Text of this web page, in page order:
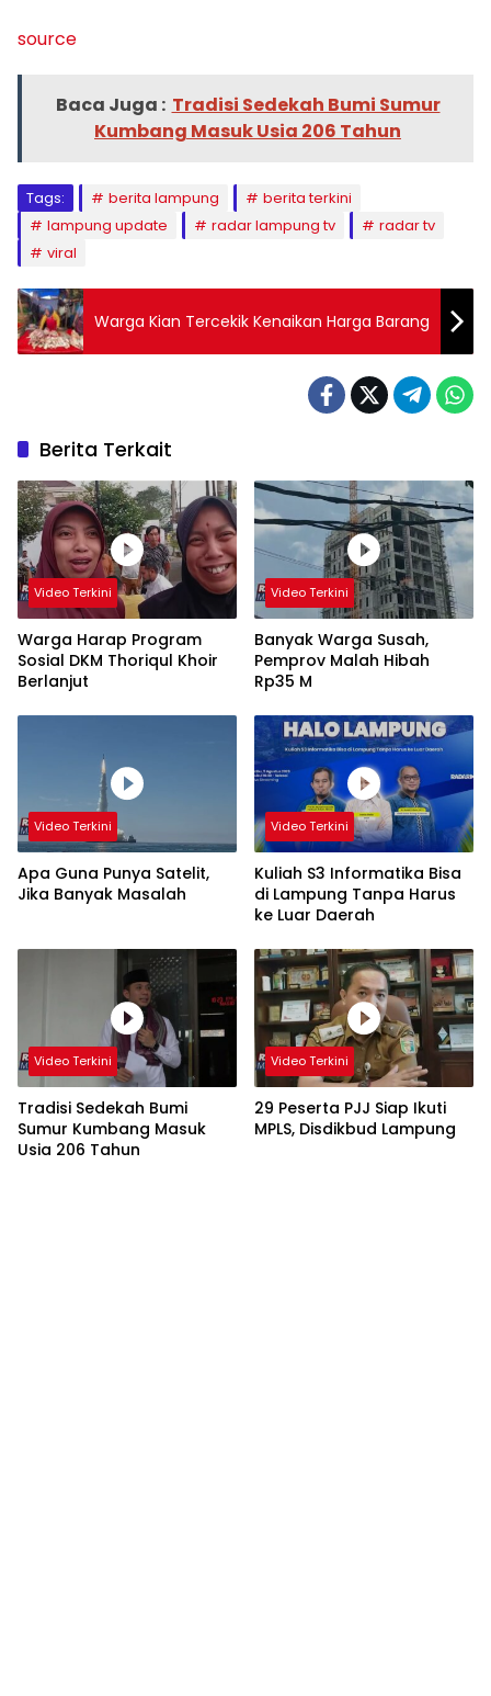
source
Baca Juga : Tradisi Sedekah Bumi Sumur
Kumbang Masuk Usia 206 Tahun
Tags: berita lampung
berita terkini
lampung update
radar lampung tv
radar tv
viral
Warga Kian Tercekik Kenaikan Harga Barang
Berita Terkait
Video Terkini
Warga Harap Program
Sosial DKM Thoriqul Khoir
Berlanjut
Video Terkini
Banyak Warga Susah,
Pemprov Malah Hibah
Rp35 M
Video Terkini
Apa Guna Punya Satelit,
Jika Banyak Masalah
Video Terkini
Kuliah S3 Informatika Bisa
di Lampung Tanpa Harus
ke Luar Daerah
Video Terkini
Tradisi Sedekah Bumi
Sumur Kumbang Masuk
Usia 206 Tahun
Video Terkini
29 Peserta PJJ Siap Ikuti
MPLS, Disdikbud Lampung